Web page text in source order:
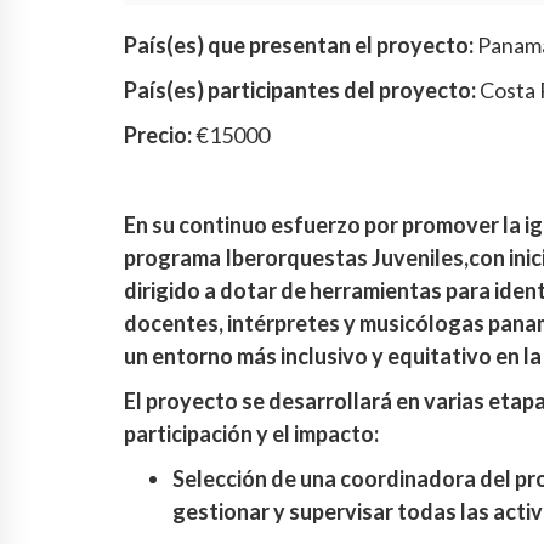
País(es) que presentan el proyecto:
País(es) participantes del proyecto:Costa
Precio:€15000
En su continuo esfuerzo por promover la
programa Iberorquestas Juveniles,con
dirigido a dotar de herramientas para
docentes, intérpretes y musicólogas
un entorno más inclusivo y equitativo en
El proyecto se desarrollará en varias
participación y el impacto:
Selección de una coordinadora del
gestionar y supervisar todas las